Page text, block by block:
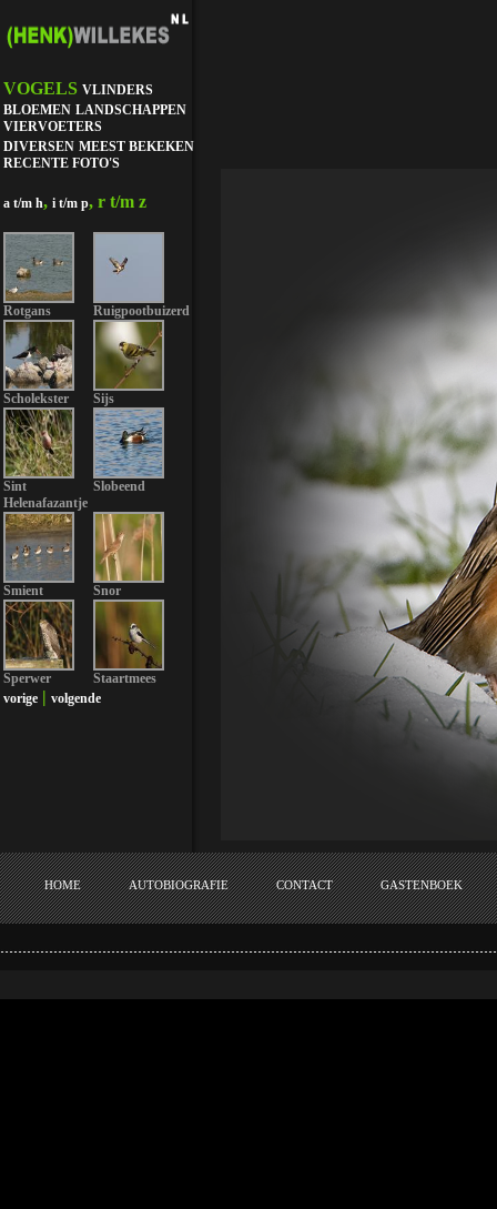
VOGELS VLINDERS
BLOEMEN LANDSCHAPPEN
VIERVOETERS
DIVERSEN MEEST BEKEKEN
RECENTE FOTO'S
a t/m h, i t/m p, r t/m z
Rotgans Ruigpootbuizerd
Scholekster Sijs
Sint
Helenafazantje
Slobeend
Smient Snor
Sperwer
Staartmees
vorige | volgende
HOME AUTOBIOGRAFIE CONTACT GASTENBOEK